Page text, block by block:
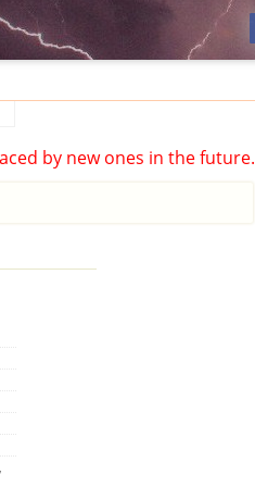
by new ones in the future.
,